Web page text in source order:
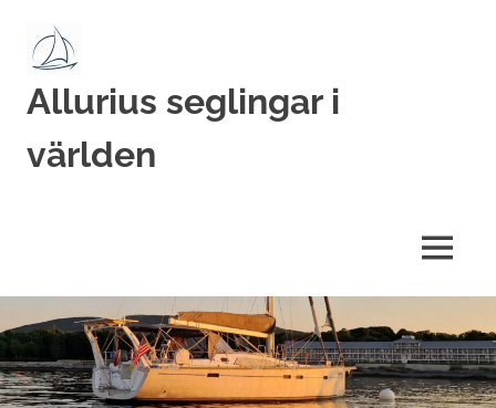
innehåll
Allurius seglingar i
världen
MENY